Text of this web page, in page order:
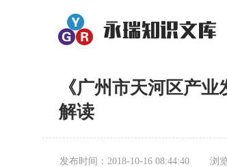
《广州市天河区产
解读
发布时间：2018-10-16 08:44:40 浏